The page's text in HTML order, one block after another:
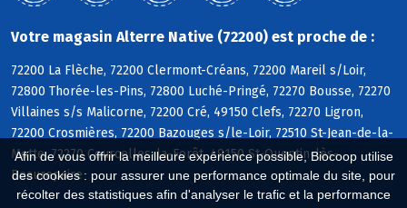
Afin de vous offrir la meilleure expérience possible, Biocoop utilise
des cookies : pour assurer une performance optimale du site, pour
récolter des statistiques afin d'analyser le trafic et la performance
Votre magasin Alterre Native (72200) est proche de :
72200 La Flèche, 72200 Clermont-Créans, 72200 Mareil s/Loir,
72800 Thorée-les-Pins, 72800 Luché-Pringé, 72270 Bousse, 72270
Villaines s/s Malicorne, 72200 Cré, 49150 Clefs, 72270 Ligron,
72200 Crosmières, 72200 Bazouges s/le-Loir, 72510 St-Jean-de-la-
Motte, 72270 Courcelles-la-Forêt, 49150 St-Quentin-lès-
Beaurepaire